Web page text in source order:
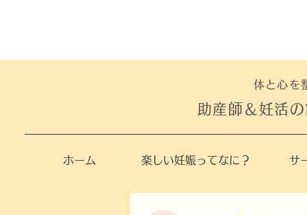
体と心を
助産師＆妊活
ホーム 楽しい妊娠ってなに？ サ